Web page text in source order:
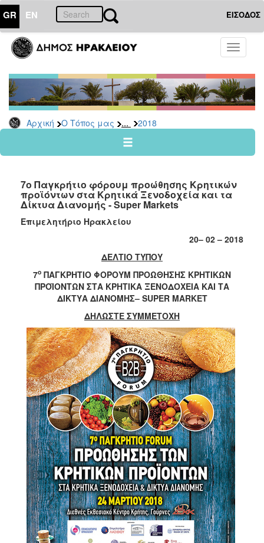
GR EN ΕΙΣΟΔΟΣ
Toggle
Αρχική Ο Τόπος μας ... 2018
ΤΟΠΟΣ
ΜΑΣ
Ανακοινώσεις
Αρχείο
2026
2024
2022
2021
2020
2017
2016
2012
2011
ΔΗΜΟΣ
ΠΟΛΙΤΙΣΜΟΣ
ΑΝΘΕΚΤΙΚΗ
7ο Παγκρήτιο φόρουμ προώθησης Κρητικών
προϊόντων στα Κρητικά Ξενοδοχεία και τα
Δίκτυα Διανομής - Super Markets
Επιμελητήριο Ηρακλείου
20– 02 – 2018
ΔΕΛΤΙΟ ΤΥΠΟΥ
7ο ΠΑΓΚΡΗΤΙΟ ΦΟΡΟΥΜ ΠΡΟΩΘΗΣΗΣ ΚΡΗΤΙΚΩΝ
ΠΡΟΪΟΝΤΩΝ ΣΤΑ ΚΡΗΤΙΚΑ ΞΕΝΟΔΟΧΕΙΑ ΚΑΙ ΤΑ
ΔΙΚΤΥΑ ΔΙΑΝΟΜΗΣ– SUPER MARKET
ΔΗΛΩΣΤΕ ΣΥΜΜΕΤΟΧΗ